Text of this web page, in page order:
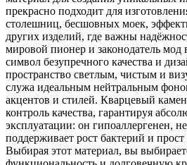
прекрасно подходит для
столешниц, бесшовных моек,
других изделий, где важны
мировой пионер и законодатель мод
символ безупречного качества и
пространство светлым, чистым и
служа идеальным нейтральным
акцентов и стилей. Кварцевый
контроль качества, гарантируя
эксплуатации: он гипоаллергенен,
поддерживает рост бактерий и
Выбирая этот материал, вы